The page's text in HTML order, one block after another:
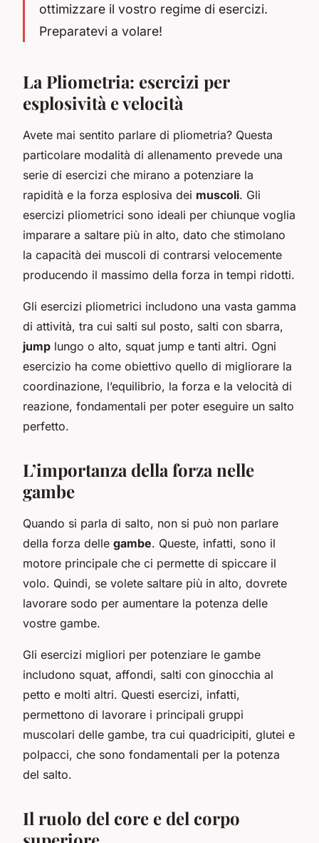
ottimizzare il vostro regime di esercizi.
Preparatevi a volare!
La Pliometria: esercizi per
esplosività e velocità
Avete mai sentito parlare di pliometria? Questa
particolare modalità di allenamento prevede una
serie di esercizi che mirano a potenziare la
rapidità e la forza esplosiva dei muscoli. Gli
esercizi pliometrici sono ideali per chiunque voglia
imparare a saltare più in alto, dato che stimolano
la capacità dei muscoli di contrarsi velocemente
producendo il massimo della forza in tempi ridotti.
Gli esercizi pliometrici includono una vasta gamma
di attività, tra cui salti sul posto, salti con sbarra,
jump lungo o alto, squat jump e tanti altri. Ogni
esercizio ha come obiettivo quello di migliorare la
coordinazione, l’equilibrio, la forza e la velocità di
reazione, fondamentali per poter eseguire un salto
perfetto.
L’importanza della forza nelle
gambe
Quando si parla di salto, non si può non parlare
della forza delle gambe. Queste, infatti, sono il
motore principale che ci permette di spiccare il
volo. Quindi, se volete saltare più in alto, dovrete
lavorare sodo per aumentare la potenza delle
vostre gambe.
Gli esercizi migliori per potenziare le gambe
includono squat, affondi, salti con ginocchia al
petto e molti altri. Questi esercizi, infatti,
permettono di lavorare i principali gruppi
muscolari delle gambe, tra cui quadricipiti, glutei e
polpacci, che sono fondamentali per la potenza
del salto.
Il ruolo del core e del corpo